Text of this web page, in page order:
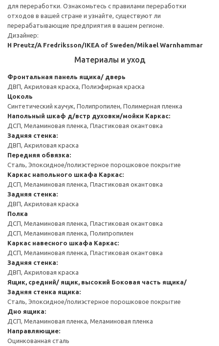
для переработки. Ознакомьтесь с правилами переработки
отходов в вашей стране и узнайте, существуют ли
перерабатывающие предприятия в вашем регионе.
Дизайнер:
H Preutz/A Fredriksson/IKEA of Sweden/Mikael Warnhammar
Материалы и уход
Фронтальная панель ящика/ дверь
ДВП, Акриловая краска, Полиэфирная краска
Цоколь
Синтетический каучук, Полипропилен, Полимерная пленка
Напольный шкаф д/встр духовки/мойки Каркас:
ДСП, Меламиновая пленка, Пластиковая окантовка
Задняя стенка:
ДВП, Акриловая краска
Передняя обвязка:
Сталь, Эпоксидное/полиэстерное порошковое покрытие
Каркас напольного шкафа Каркас:
ДСП, Меламиновая пленка, Пластиковая окантовка
Задняя стенка:
ДВП, Акриловая краска
Полка
ДСП, Меламиновая пленка, Пластиковая окантовка
ДСП, Меламиновая пленка, Полипропилен
Каркас навесного шкафа Каркас:
ДСП, Меламиновая пленка, Пластиковая окантовка
Задняя стенка:
ДВП, Акриловая краска
Ящик, средний/ ящик, высокий Боковая часть ящика/
Задняя стенка ящика:
Сталь, Эпоксидное/полиэстерное порошковое покрытие
Дно ящика:
ДСП, Меламиновая пленка, Меламиновая пленка
Направляющие:
Оцинкованная сталь